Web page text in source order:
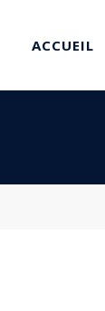
ACCUEIL